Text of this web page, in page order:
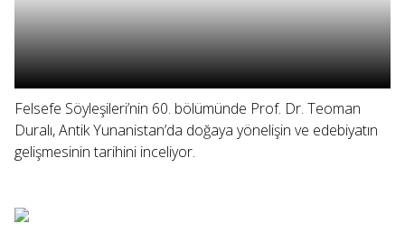
Felsefe Söyleşileri’nin 60. bölümünde Prof. Dr. Teoman
Duralı, Antik Yunanistan’da doğaya yönelişin ve edebiyatın
gelişmesinin tarihini inceliyor.